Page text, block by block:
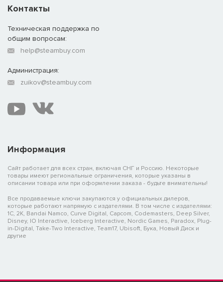
Информация
Сайт работает для всех стран, включая СНГ и Россию. Некоторые
товары имеют региональные ограничения, которые указаны в
описании товара или при оформлении заказа - будьте внимательны!
Все продаваемые ключи закупаются у официальных дилеров,
которые работают напрямую с издателями. В том числе с издателями:
1C, 2K, Bandai Namco, Curve Digital, Capcom, Codemasters, Deep Silver,
Disney, IO Interactive, Iceberg Interactive, Nordic Games, Paradox, Plug-
in-Digital, Take-Two Interactive, Team17, Ubisoft, Бука, Новый Диск и
другие
Контакты
Техническая поддержка по
общим вопросам:
help@steambuy.com
Администрация:
zuikov@steambuy.com